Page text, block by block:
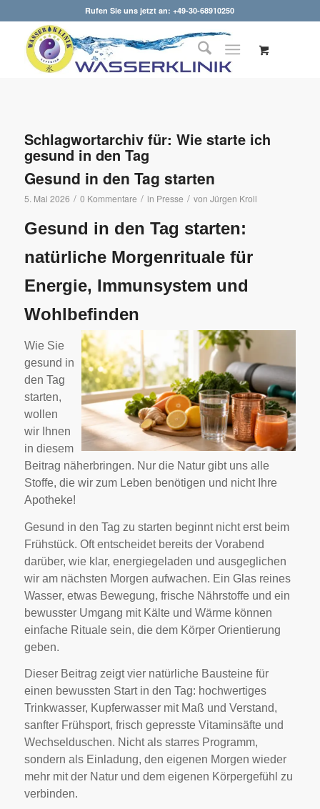
Rufen Sie uns jetzt an: +49-30-68910250
Schlagwortarchiv für: Wie starte ich
gesund in den Tag
Gesund in den Tag starten
5. Mai 2026 / 0 Kommentare / in Presse / von Jürgen Kroll
Gesund in den Tag starten:
natürliche Morgenrituale für
Energie, Immunsystem und
Wohlbefinden
Wie Sie
gesund in
den Tag
starten,
wollen
wir Ihnen
in diesem
Beitrag näherbringen. Nur die Natur gibt uns alle
Stoffe, die wir zum Leben benötigen und nicht Ihre
Apotheke!
Gesund in den Tag zu starten beginnt nicht erst beim
Frühstück. Oft entscheidet bereits der Vorabend
darüber, wie klar, energiegeladen und ausgeglichen
wir am nächsten Morgen aufwachen. Ein Glas reines
Wasser, etwas Bewegung, frische Nährstoffe und ein
bewusster Umgang mit Kälte und Wärme können
einfache Rituale sein, die dem Körper Orientierung
geben.
Dieser Beitrag zeigt vier natürliche Bausteine für
einen bewussten Start in den Tag: hochwertiges
Trinkwasser, Kupferwasser mit Maß und Verstand,
sanfter Frühsport, frisch gepresste Vitaminsäfte und
Wechselduschen. Nicht als starres Programm,
sondern als Einladung, den eigenen Morgen wieder
mehr mit der Natur und dem eigenen Körpergefühl zu
verbinden.